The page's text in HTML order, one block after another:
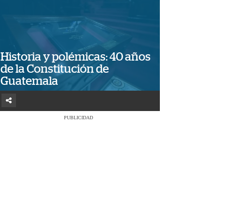
Historia y polémicas: 40 años
de la Constitución de
Guatemala
PUBLICIDAD